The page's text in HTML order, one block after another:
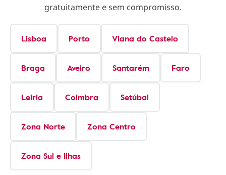
gratuitamente e sem compromisso.
Lisboa Porto Viana do Castelo
Braga Aveiro Santarém Faro
Leiria Coimbra Setúbal
Zona Norte Zona Centro
Zona Sul e Ilhas